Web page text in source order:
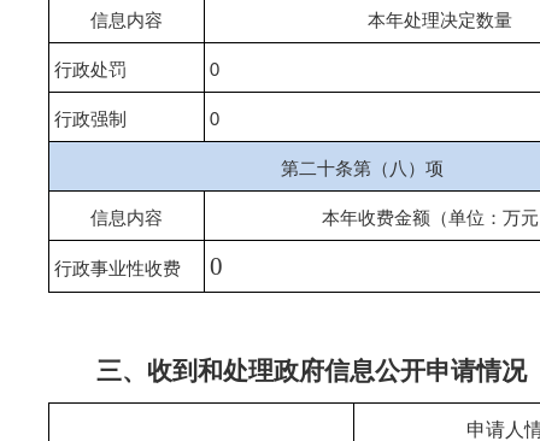
信息内容 本年处理决定数量
行政处罚 0
行政强制 0
第二十条第（八）项
信息内容 本年收费金额（单位：万
行政事业性收费 0
三、收到和处理政府信息公开申请情况
申请人